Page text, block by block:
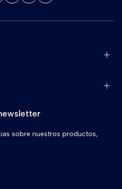
sobre nuestros productos,